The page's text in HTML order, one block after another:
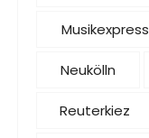
Musikexpress
Neukölln
Reuterkiez